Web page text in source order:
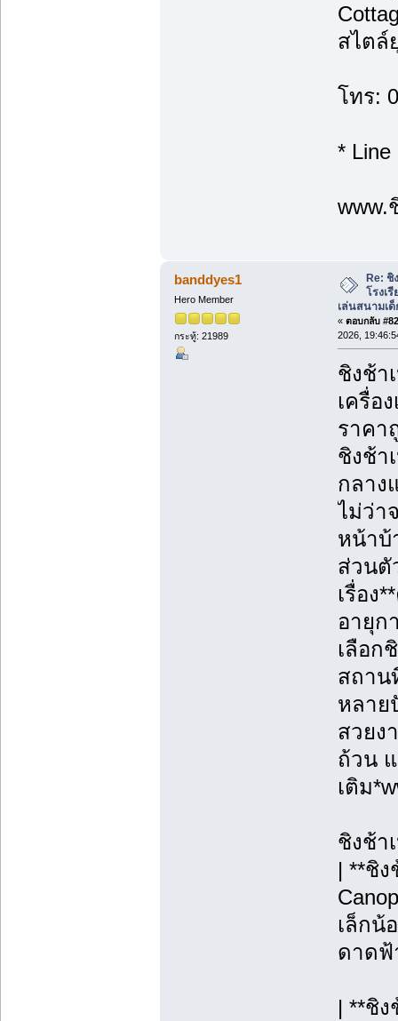
สไตล์
โทร:
* Line
www.
banddyes1
Hero Member
กระทู้: 21989
Re: ชิ
โรงเ
เล่นสนามเ
« ตอบกลับ
2026,
ชิงช้า
เครื่อ
ราคา
ชิงช้า
กลาง
ไม่ว่า
หน้าบ้
ส่วนตั
เรื่อง
อายุก
เลือก
สถาน
หลาย
สวยง
ถ้วน
เติม
ชิงช้า
| **ชิง
เล็กน้
ดาดฟ้
| **ชิ